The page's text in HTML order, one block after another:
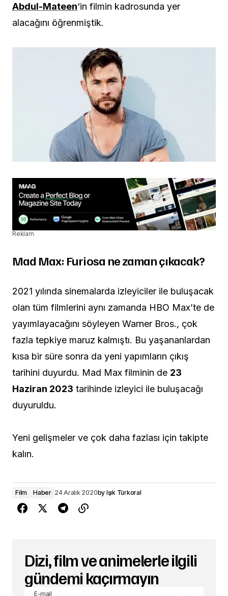
Abdul-Mateen‘in filmin kadrosunda yer
alacağını öğrenmiştik.
Reklam
Mad Max: Furiosa ne zaman çıkacak?
2021 yılında sinemalarda izleyiciler ile buluşacak
olan tüm filmlerini aynı zamanda HBO Max’te de
yayımlayacağını söyleyen Warner Bros., çok
fazla tepkiye maruz kalmıştı. Bu yaşananlardan
kısa bir süre sonra da yeni yapımların çıkış
tarihini duyurdu. Mad Max filminin de 23
Haziran 2023 tarihinde izleyici ile buluşacağı
duyuruldu.
Yeni gelişmeler ve çok daha fazlası için takipte
kalın.
Film Haber 24 Aralık 2020by Işık Türkoral
Dizi, film ve animelerle ilgili
gündemi kaçırmayın
E-mail